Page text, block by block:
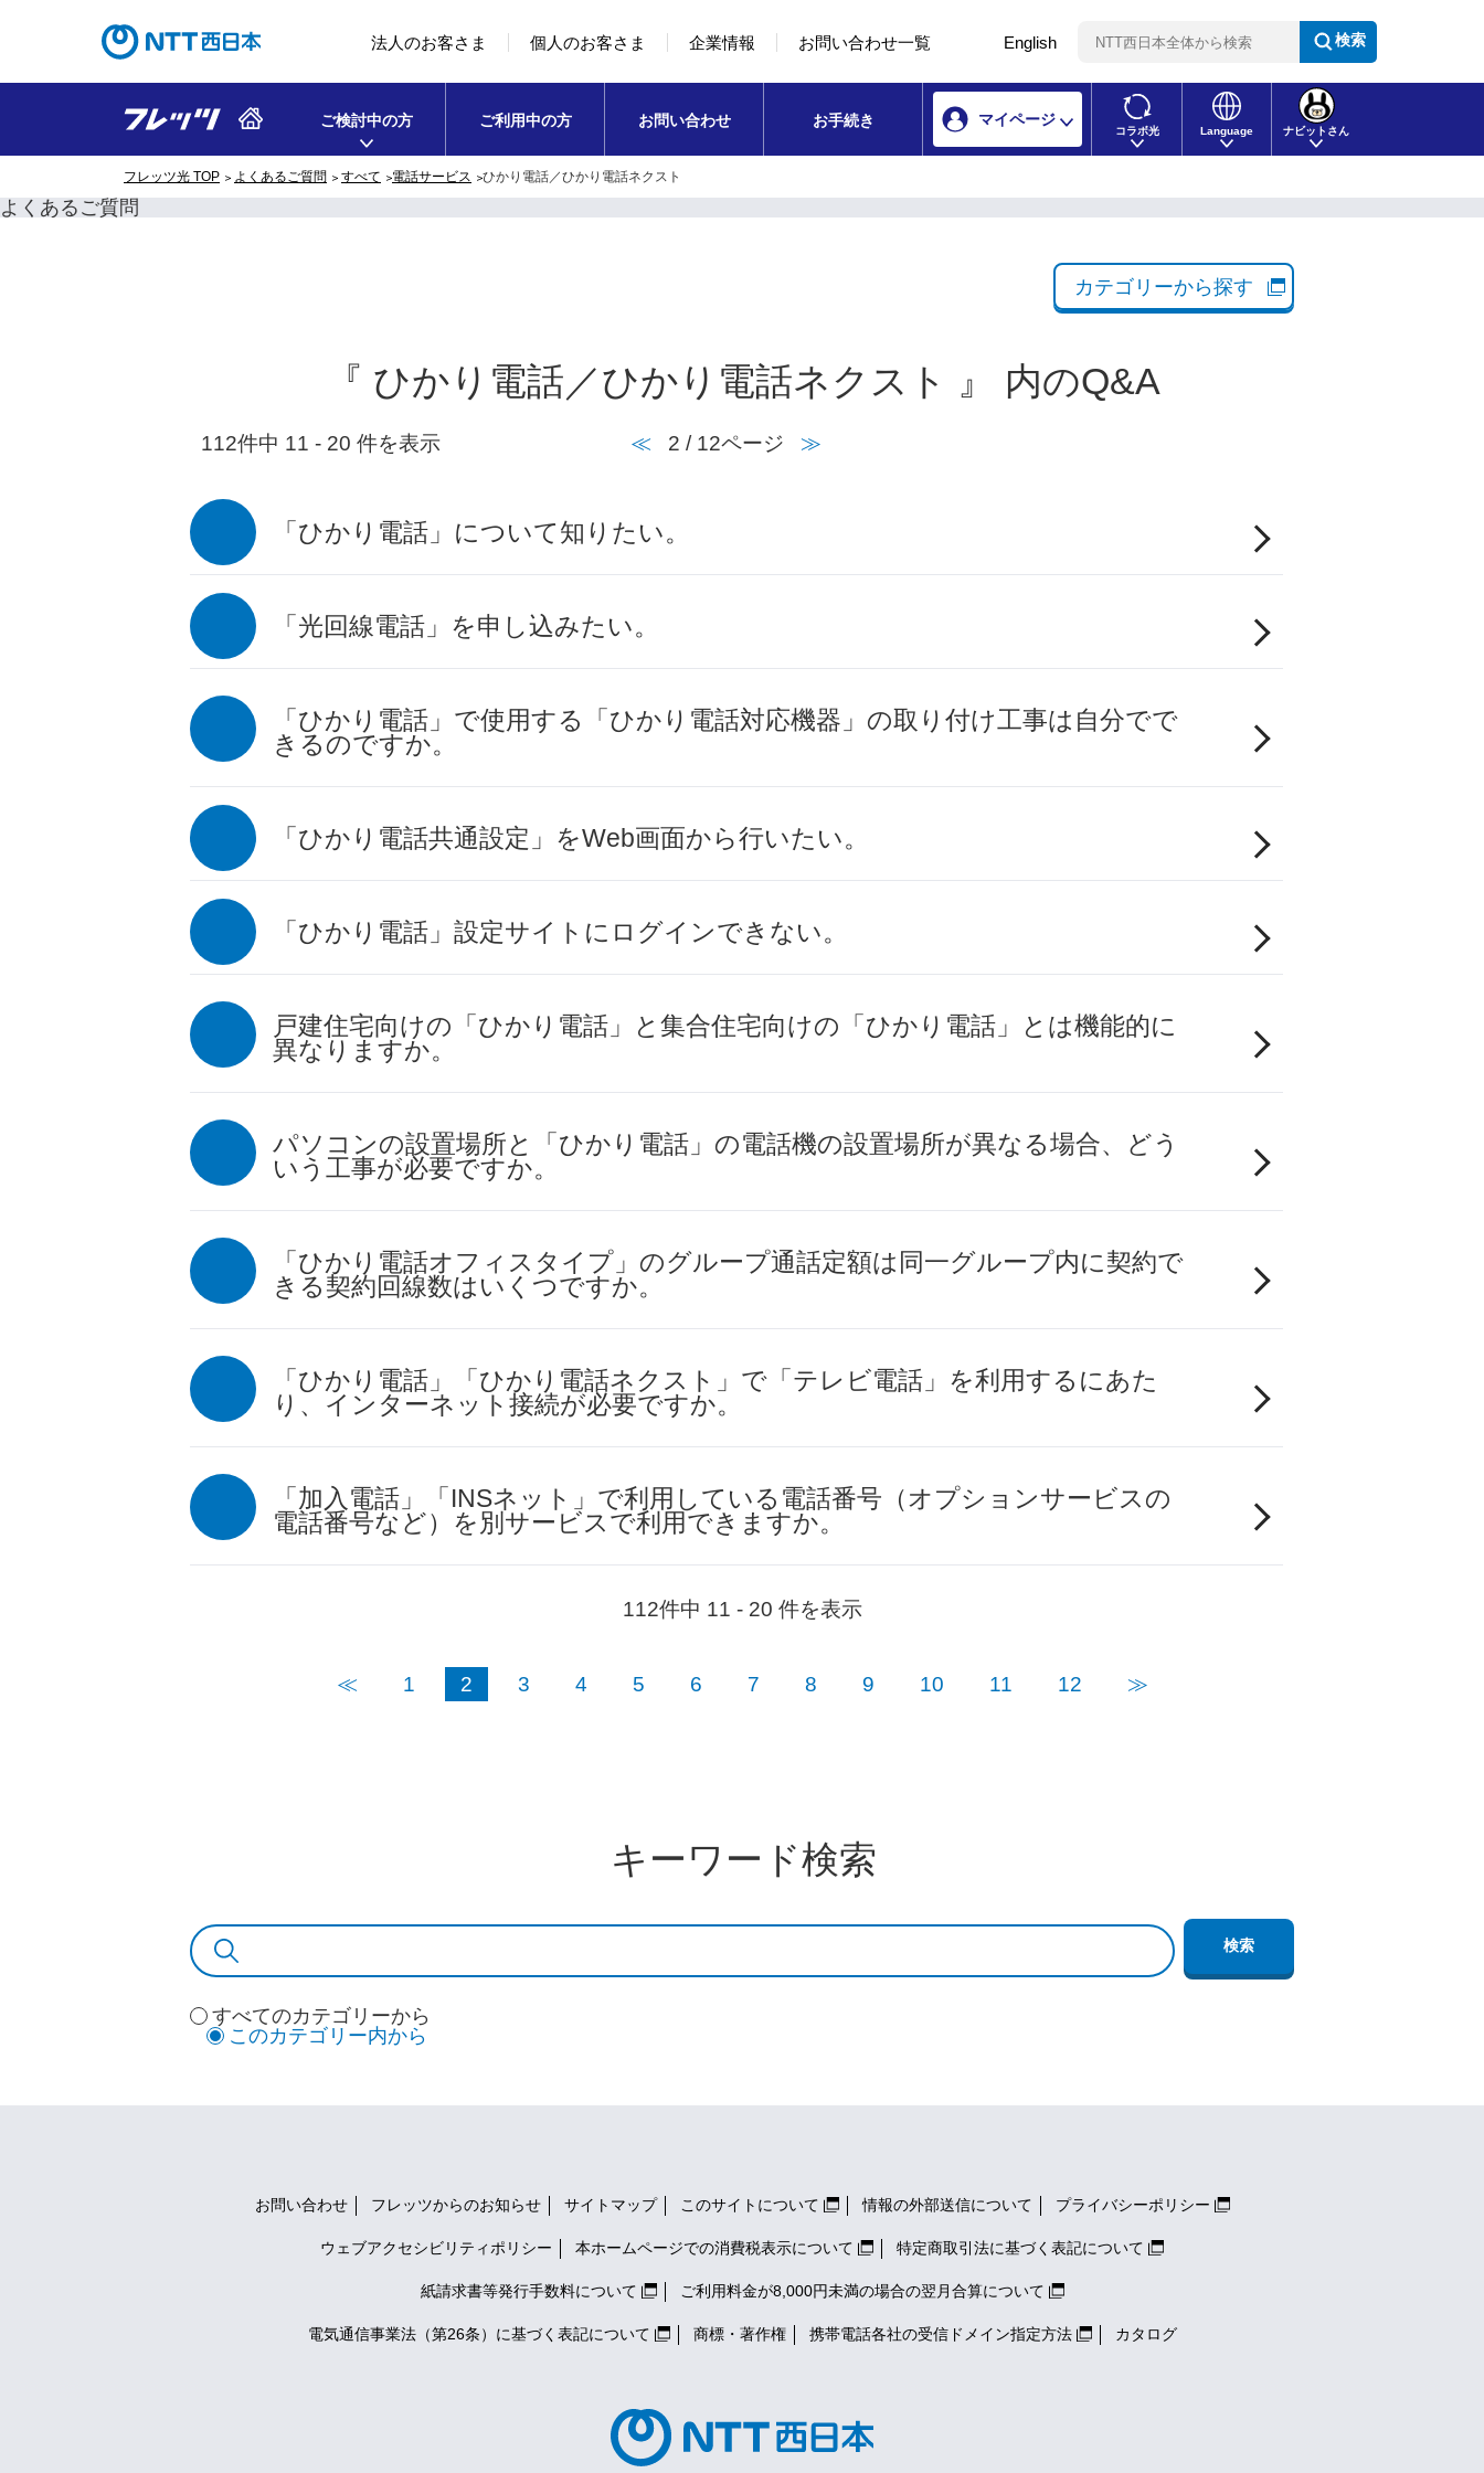
コンテンツのリンクナビゲーションへ移動
法人のお客さま 個人のお客さま 企業情報 お問い合わせ一覧 English 検索
ご検討中の方 ご利用中の方 お問い合わせ お手続き マイページ
コラボ光 Language ナビットさん
フレッツ光 TOP よくあるご質問 すべて 電話サービス ひかり電話／ひかり電話ネクスト
よくあるご質問
カテゴリーから探す
『 ひかり電話／ひかり電話ネクスト 』 内のQ&A
112件中 11 - 20 件を表示 ≪ 2 / 12ページ ≫
「ひかり電話」について知りたい。
「光回線電話」を申し込みたい。
「ひかり電話」で使用する「ひかり電話対応機器」の取り付け工事は自分でで
きるのですか。
「ひかり電話共通設定」をWeb画面から行いたい。
「ひかり電話」設定サイトにログインできない。
戸建住宅向けの「ひかり電話」と集合住宅向けの「ひかり電話」とは機能的に
異なりますか。
パソコンの設置場所と「ひかり電話」の電話機の設置場所が異なる場合、どう
いう工事が必要ですか。
「ひかり電話オフィスタイプ」のグループ通話定額は同一グループ内に契約で
きる契約回線数はいくつですか。
「ひかり電話」「ひかり電話ネクスト」で「テレビ電話」を利用するにあた
り、インターネット接続が必要ですか。
「加入電話」「INSネット」で利用している電話番号（オプションサービスの
電話番号など）を別サービスで利用できますか。
112件中 11 - 20 件を表示
≪ 1 2 3 4 5 6 7 8 9 10 11 12 ≫
キーワード検索
すべてのカテゴリーから
このカテゴリー内から
お問い合わせ フレッツからのお知らせ サイトマップ このサイトについて 情報の外部送信について プライバシーポリシー
ウェブアクセシビリティポリシー 本ホームページでの消費税表示について 特定商取引法に基づく表記について
紙請求書等発行手数料について ご利用料金が8,000円未満の場合の翌月合算について
電気通信事業法（第26条）に基づく表記について 商標・著作権 携帯電話各社の受信ドメイン指定方法 カタログ